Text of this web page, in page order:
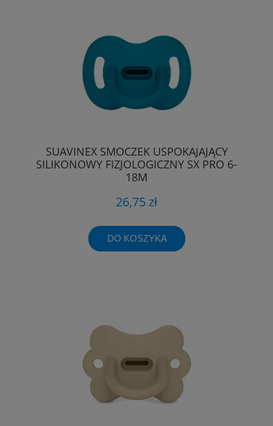
SUAVINEX SMOCZEK USPOKAJAJĄCY
SILIKONOWY FIZJOLOGICZNY SX PRO 6-
18M
26,75 zł
DO KOSZYKA